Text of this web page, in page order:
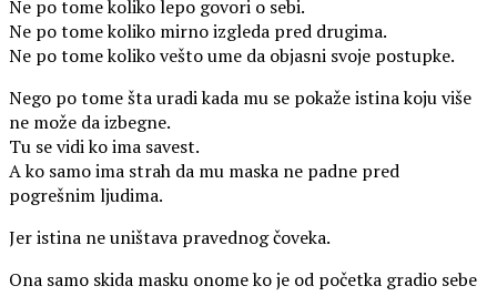
Ne po tome koliko lepo govori o sebi.
Ne po tome koliko mirno izgleda pred drugima.
Ne po tome koliko vešto ume da objasni svoje postupke.
Nego po tome šta uradi kada mu se pokaže istina koju više
ne može da izbegne.
Tu se vidi ko ima savest.
A ko samo ima strah da mu maska ne padne pred
pogrešnim ljudima.
Jer istina ne uništava pravednog čoveka.
Ona samo skida masku onome ko je od početka gradio sebe